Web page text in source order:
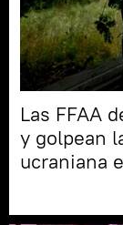
Las FFAA
y golpean
ucraniana